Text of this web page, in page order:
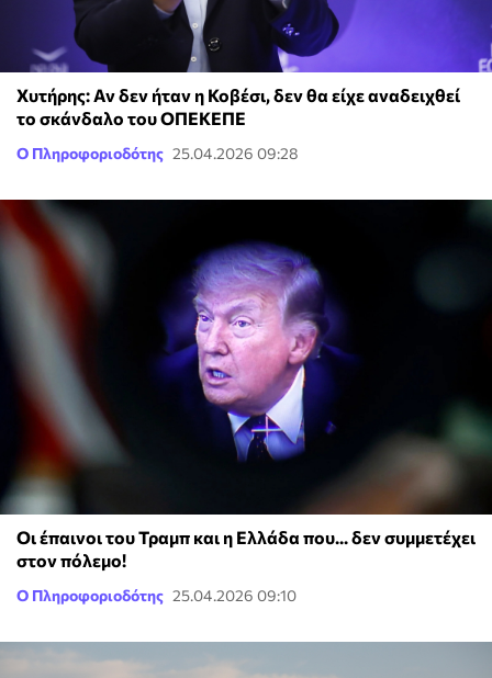
Χυτήρης: Αν δεν ήταν η Κοβέσι, δεν θα είχε αναδειχθεί
το σκάνδαλο του ΟΠΕΚΕΠΕ
Ο Πληροφοριοδότης 25.04.2026 09:28
Οι έπαινοι του Τραμπ και η Ελλάδα που... δεν συμμετέχει
στον πόλεμο!
Ο Πληροφοριοδότης 25.04.2026 09:10